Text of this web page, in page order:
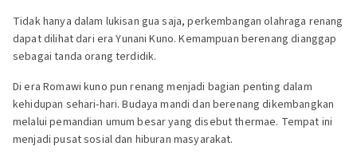
Tidak hanya dalam lukisan gua saja, perkembangan olahraga renang
dapat dilihat dari era Yunani Kuno. Kemampuan berenang dianggap
sebagai tanda orang terdidik.
Di era Romawi kuno pun renang menjadi bagian penting dalam
kehidupan sehari-hari. Budaya mandi dan berenang dikembangkan
melalui pemandian umum besar yang disebut thermae. Tempat ini
menjadi pusat sosial dan hiburan masyarakat.